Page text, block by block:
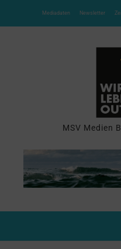
Mediadaten Newsletter
MSV Medien